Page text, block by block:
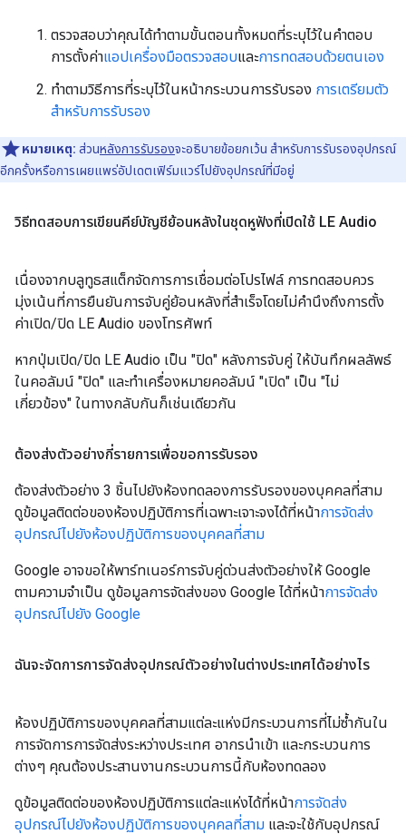
ตรวจสอบว่าคุณได้ทำตามขั้นตอนทั้งหมดที่ระบุไว้ในคำตอบ
การตั้งค่าแอปเครื่องมือตรวจสอบและการทดสอบด้วยตนเอง
ทำตามวิธีการที่ระบุไว้ในหน้ากระบวนการรับรอง การเตรียมตัว
สำหรับการรับรอง
หมายเหตุ: ส่วนหลังการรับรองจะอธิบายข้อยกเว้น สำหรับการรับรองอุปกรณ์
อีกครั้งหรือการเผยแพร่อัปเดตเฟิร์มแวร์ไปยังอุปกรณ์ที่มีอยู่
วิธีทดสอบการเขียนคีย์บัญชีย้อนหลังในชุดหูฟังที่เปิดใช้ LE Audio
เนื่องจากบลูทูธสแต็กจัดการการเชื่อมต่อโปรไฟล์ การทดสอบควร
มุ่งเน้นที่การยืนยันการจับคู่ย้อนหลังที่สำเร็จโดยไม่คำนึงถึงการตั้ง
ค่าเปิด/ปิด LE Audio ของโทรศัพท์
หากปุ่มเปิด/ปิด LE Audio เป็น "ปิด" หลังการจับคู่ ให้บันทึกผลลัพธ์
ในคอลัมน์ "ปิด" และทำเครื่องหมายคอลัมน์ "เปิด" เป็น "ไม่
เกี่ยวข้อง" ในทางกลับกันก็เช่นเดียวกัน
ต้องส่งตัวอย่างกี่รายการเพื่อขอการรับรอง
ต้องส่งตัวอย่าง 3 ชิ้นไปยังห้องทดลองการรับรองของบุคคลที่สาม
ดูข้อมูลติดต่อของห้องปฏิบัติการที่เฉพาะเจาะจงได้ที่หน้าการจัดส่ง
อุปกรณ์ไปยังห้องปฏิบัติการของบุคคลที่สาม
Google อาจขอให้พาร์ทเนอร์การจับคู่ด่วนส่งตัวอย่างให้ Google
ตามความจำเป็น ดูข้อมูลการจัดส่งของ Google ได้ที่หน้าการจัดส่ง
อุปกรณ์ไปยัง Google
ฉันจะจัดการการจัดส่งอุปกรณ์ตัวอย่างในต่างประเทศได้อย่างไร
ห้องปฏิบัติการของบุคคลที่สามแต่ละแห่งมีกระบวนการที่ไม่ซ้ำกันใน
การจัดการการจัดส่งระหว่างประเทศ อากรนำเข้า และกระบวนการ
ต่างๆ คุณต้องประสานงานกระบวนการนี้กับห้องทดลอง
ดูข้อมูลติดต่อของห้องปฏิบัติการแต่ละแห่งได้ที่หน้าการจัดส่ง
อุปกรณ์ไปยังห้องปฏิบัติการของบุคคลที่สาม และจะใช้กับอุปกรณ์